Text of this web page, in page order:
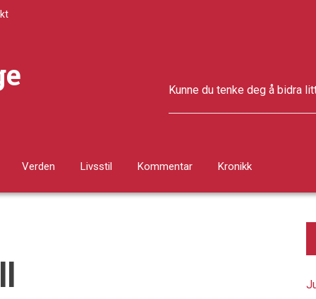
Kunne du tenke deg å bidra
Verden Livsstil Kommentar Kronikk